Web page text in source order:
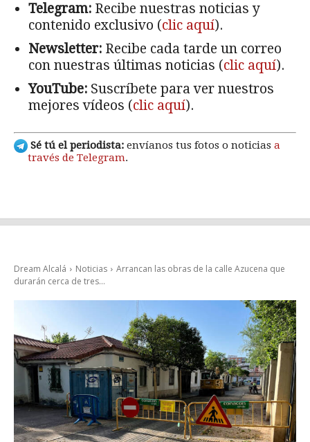
Telegram: Recibe nuestras noticias y
contenido exclusivo (clic aquí).
Newsletter: Recibe cada tarde un correo
con nuestras últimas noticias (clic aquí).
YouTube: Suscríbete para ver nuestros
mejores vídeos (clic aquí).
Sé tú el periodista: envíanos tus fotos o noticias a
través de Telegram.